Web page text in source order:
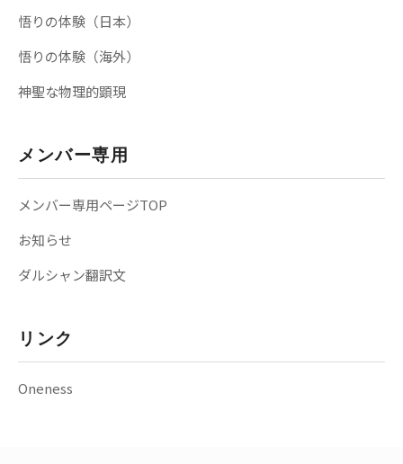
悟りの体験（日本）
悟りの体験（海外）
神聖な物理的顕現
メンバー専用
メンバー専用ページTOP
お知らせ
ダルシャン翻訳文
リンク
Oneness